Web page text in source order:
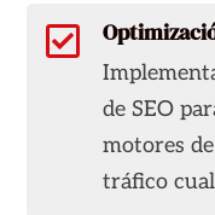

de SEO
motores
tráfico